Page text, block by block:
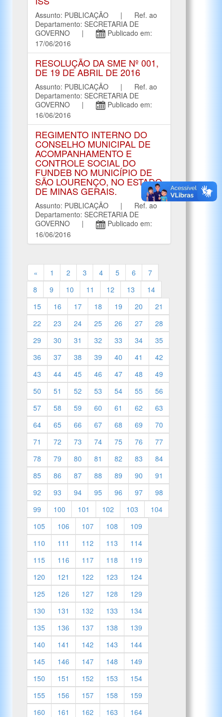
Assunto: PUBLICAÇÃO | Ref. ao
Departamento: SECRETARIA DE
GOVERNO |
Publicado em:
17/06/2016
RESOLUÇÃO DA SME Nº 001,
DE 19 DE ABRIL DE 2016
Assunto: PUBLICAÇÃO | Ref. ao
Departamento: SECRETARIA DE
GOVERNO |
Publicado em:
16/06/2016
REGIMENTO INTERNO DO
CONSELHO MUNICIPAL DE
ACOMPANHAMENTO E
CONTROLE SOCIAL DO
FUNDEB NO MUNICÍPIO DE
SÃO LOURENÇO, NO ESTADO
DE MINAS GERAIS.
Assunto: PUBLICAÇÃO | Ref. ao
Departamento: SECRETARIA DE
GOVERNO |
Publicado em:
16/06/2016
« 1 2 3 4 5 6
7
8
9 10 11 12 13
14
15
16 17 18 19 20
21
22
23 24 25 26 27
28
29
30 31 32 33 34
35
36
37 38 39 40 41
42
43
44 45 46 47 48
49
50
51 52 53 54 55
56
57
58 59 60 61 62
63
64
65 66 67 68 69
70
71
72 73 74 75 76
77
78
79 80 81 82 83
84
85
86 87 88 89 90
91
92
93 94 95 96 97
98
99
100 101 102 103
104
105
106 107 108
109
110
111 112 113
114
115
116 117 118
119
120
121 122 123
124
125
126 127 128
129
130
131 132 133
134
135
136 137 138
139
140
141 142 143
144
145
146 147 148
149
150
151 152 153
154
155
156 157 158
159
160
161 162 163
164